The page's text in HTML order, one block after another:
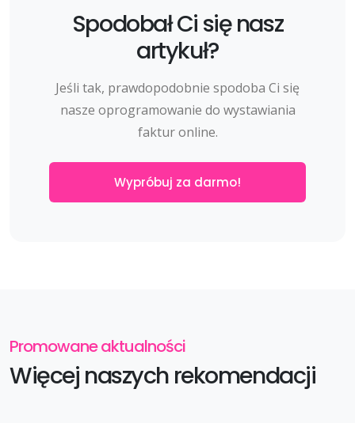
Spodobał Ci się nasz
artykuł?
Jeśli tak, prawdopodobnie spodoba Ci się
nasze oprogramowanie do wystawiania
faktur online.
Wypróbuj za darmo!
Promowane aktualności
Więcej naszych rekomendacji